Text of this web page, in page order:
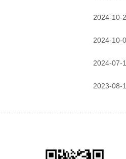
2024-10-
2024-10-
2024-07-
2023-08-